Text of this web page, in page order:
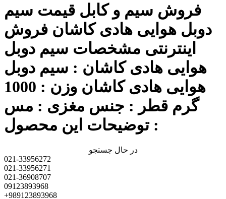
فروش سیم و کابل قیمت سیم
دوبل هوایی هادی کاشان فروش
اینترنتی مشخصات سیم دوبل
هوایی هادی کاشان : سیم دوبل
هوایی هادی کاشان وزن : 1000
گرم قطر : جنس مغزی : مس
توضیحات این محصول :
در حال جستجو
021-33956272
021-33956271
021-36908707
09123893968
+989123893968